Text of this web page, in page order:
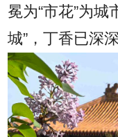
冕为“市花”为城
城”，丁香已深